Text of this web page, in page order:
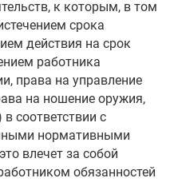
к которым, в том
срока
действия на срок
работника
права на управление
на ношение оружия,
соответствии с
нормативными
влечет за собой
обязанностей